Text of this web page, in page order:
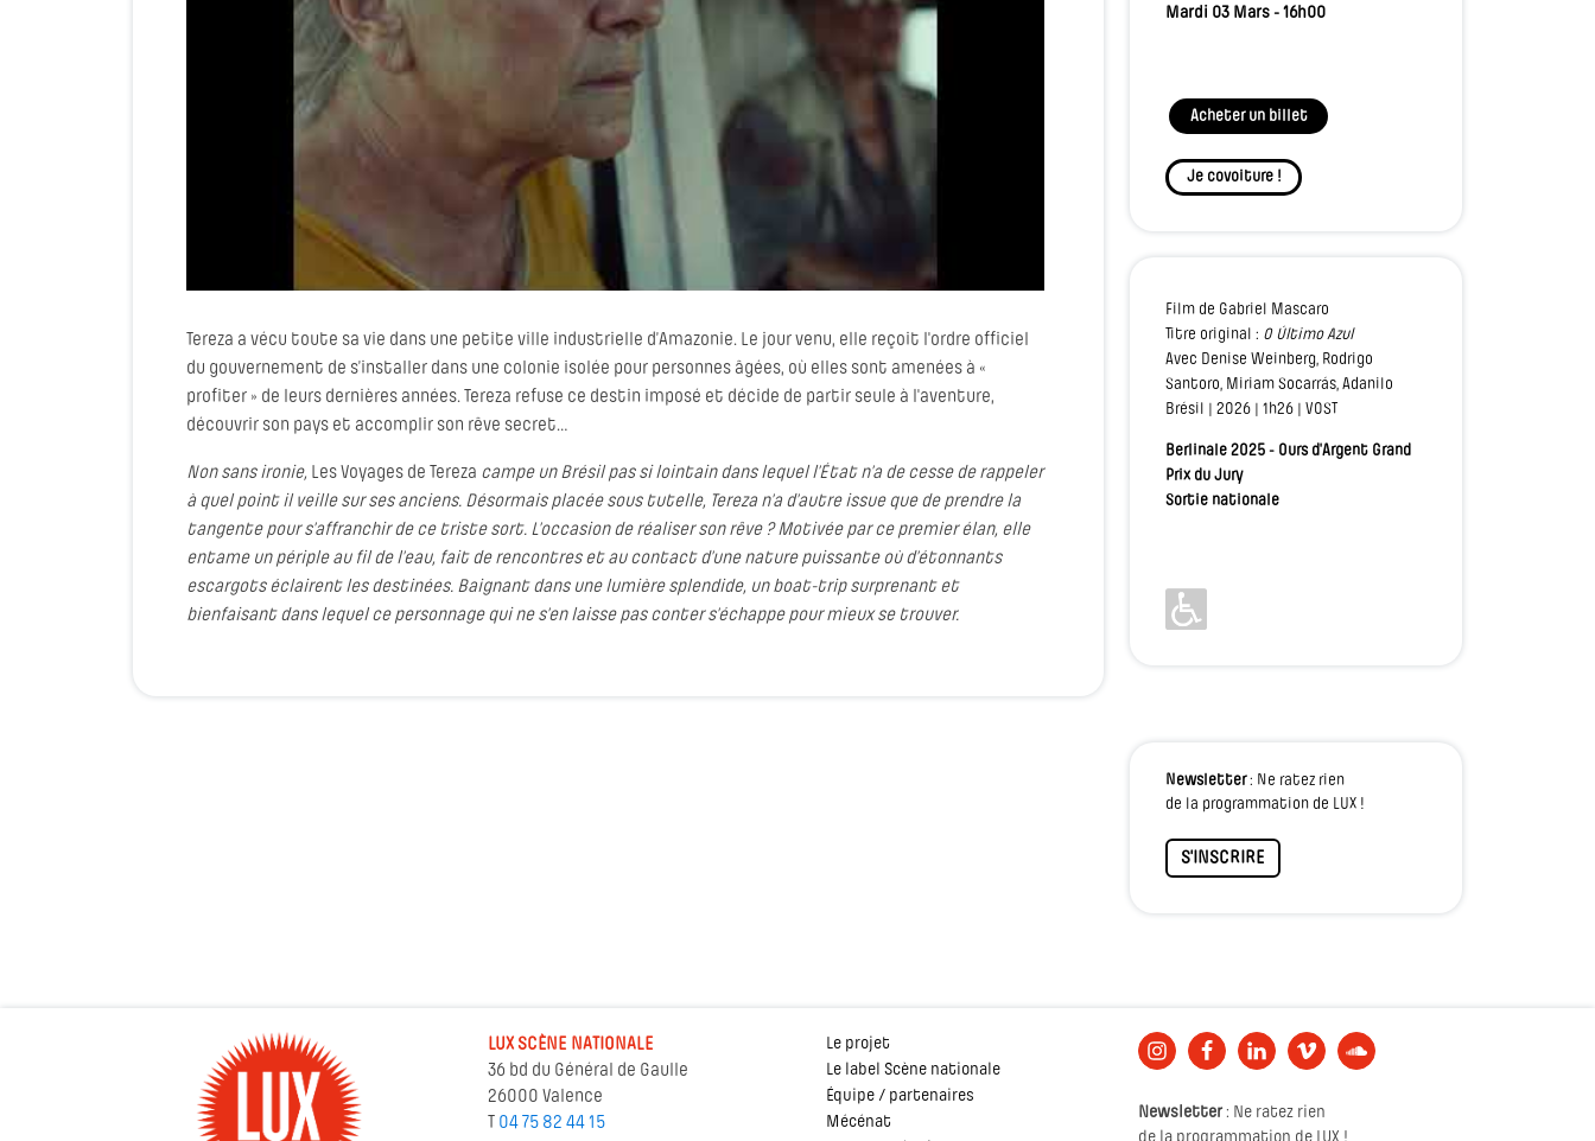
Tereza a vécu toute sa vie dans une petite ville industrielle d’Amazonie. Le jour venu, elle reçoit l'ordre officiel
du gouvernement de s’installer dans une colonie isolée pour personnes âgées, où elles sont amenées à «
profiter » de leurs dernières années. Tereza refuse ce destin imposé et décide de partir seule à l'aventure,
découvrir son pays et accomplir son rêve secret…
Non sans ironie, Les Voyages de Tereza campe un Brésil pas si lointain dans lequel l’État n’a de cesse de rappeler
à quel point il veille sur ses anciens. Désormais placée sous tutelle, Tereza n’a d’autre issue que de prendre la
tangente pour s’affranchir de ce triste sort. L’occasion de réaliser son rêve ? Motivée par ce premier élan, elle
entame un périple au fil de l’eau, fait de rencontres et au contact d’une nature puissante où d’étonnants
escargots éclairent les destinées. Baignant dans une lumière splendide, un boat-trip surprenant et
bienfaisant dans lequel ce personnage qui ne s’en laisse pas conter s’échappe pour mieux se trouver.
Mardi 03 Mars - 16h00
Acheter un billet
Je covoiture !
Film de Gabriel Mascaro
Titre original : O Último Azul
Avec Denise Weinberg, Rodrigo
Santoro, Miriam Socarrás, Adanilo
Brésil | 2026 | 1h26 | VOST
Berlinale 2025 - Ours d'Argent Grand
Prix du Jury
Sortie nationale
Newsletter: Ne ratez rien
de la programmation de LUX !
S'INSCRIRE
LUX SCÈNE NATIONALE
36 bd du Général de Gaulle
26000 Valence
T 04 75 82 44 15
Le projet
Le label Scène nationale
Équipe / partenaires
Mécénat
Newsletter: Ne ratez rien